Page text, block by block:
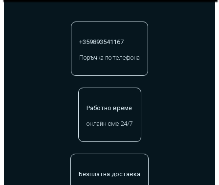
+359893541167
Поръчка по телефона
Работно време
онлайн сме 24/7
Безплатна доставка